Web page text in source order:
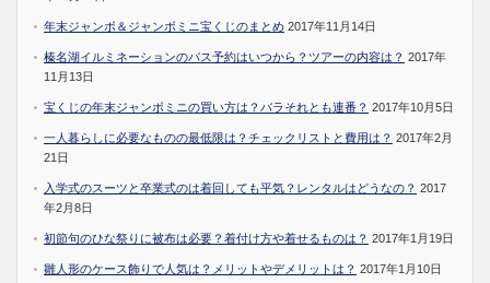
年末ジャンボ＆ジャンボミニ宝くじのまとめ 2017年11月14日
榛名湖イルミネーションのバス予約はいつから？ツアーの内容は？ 2017年
11月13日
宝くじの年末ジャンボミニの買い方は？バラそれとも連番？ 2017年10月5日
一人暮らしに必要なものの最低限は？チェックリストと費用は？ 2017年2月
21日
入学式のスーツと卒業式のは着回しても平気？レンタルはどうなの？ 2017
年2月8日
初節句のひな祭りに被布は必要？着付け方や着せるものは？ 2017年1月19日
雛人形のケース飾りで人気は？メリットやデメリットは？ 2017年1月10日